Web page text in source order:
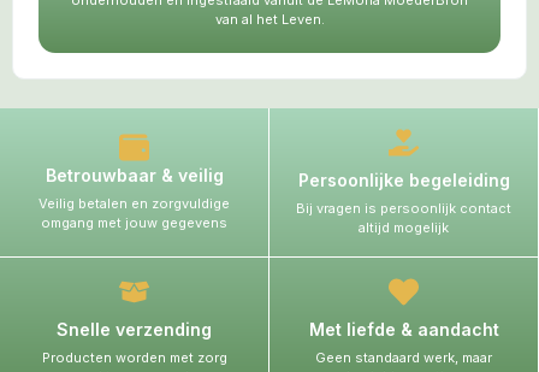
van al het Leven.
Betrouwbaar & veilig
Veilig betalen en zorgvuldige
omgang met jouw gegevens
Persoonlijke begeleiding
Bij vragen is persoonlijk contact
altijd mogelijk
Snelle verzending
Producten worden met zorg
Met liefde & aandacht
Geen standaard werk, maar